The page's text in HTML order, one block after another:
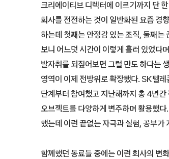
크리에이티브 디렉터에 이르기까지 단
회사를 전전하는 것이 일반화된 요즘 경
하는데 첫째는 안정감 있는 조직, 둘째는
보니 어느덧 시간이 이렇게 흘러 있었다
발자취를 되짚어보면 그럴 만도 하다는
영역이 이제 전방위로 확장됐다. SK텔레
단계부터 참여했고 지난해까지 총 4년
오브젝트를 다양하게 변주하며 활용했
했는데 이런 끝없는 자극과 실험, 공부가
함께했던 동료들 중에는 이런 회사의 변